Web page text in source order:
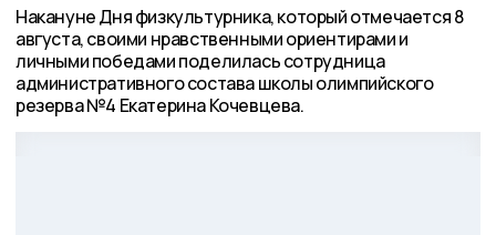
Накануне Дня физкультурника, который отмечается 8
августа, своими нравственными ориентирами и
личными победами поделилась сотрудница
административного состава школы олимпийского
резерва №4 Екатерина Кочевцева.